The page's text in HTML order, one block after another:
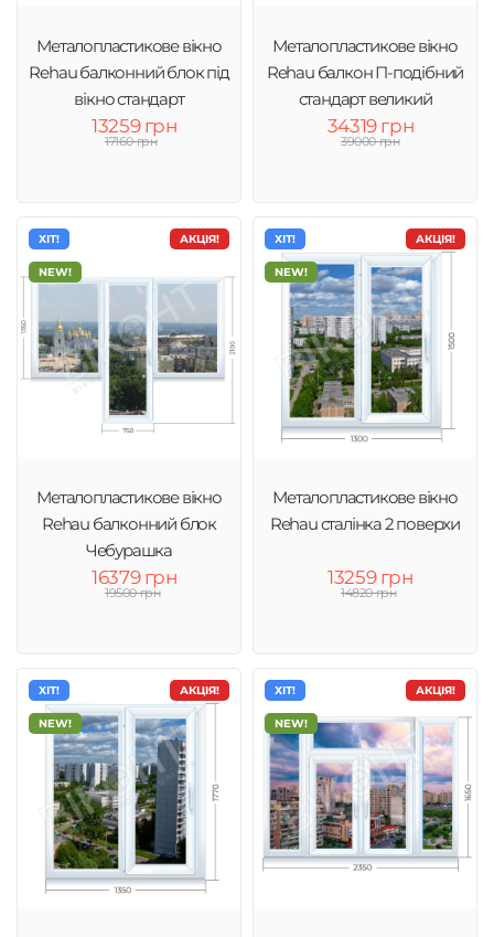
Металопластикове вікно
Rehau балконний блок під
вікно стандарт
13259 грн
17160 грн
Металопластикове вікно
Rehau балкон П-подібний
стандарт великий
34319 грн
39000 грн
АКЦІЯ!
ХІТ!
NEW!
Металопластикове вікно
Rehau балконний блок
Чебурашка
16379 грн
19500 грн
АКЦІЯ!
ХІТ!
NEW!
Металопластикове вікно
Rehau сталінка 2 поверхи
13259 грн
14820 грн
АКЦІЯ!
ХІТ!
NEW!
АКЦІЯ!
ХІТ!
NEW!